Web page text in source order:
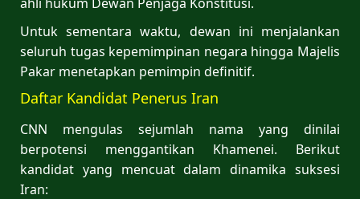
Untuk sementara waktu, dewan ini menjalankan
seluruh tugas kepemimpinan negara hingga Majelis
Pakar menetapkan pemimpin definitif.
Daftar Kandidat Penerus Iran
CNN mengulas sejumlah nama yang dinilai
berpotensi menggantikan Khamenei. Berikut
kandidat yang mencuat dalam dinamika suksesi
Iran: